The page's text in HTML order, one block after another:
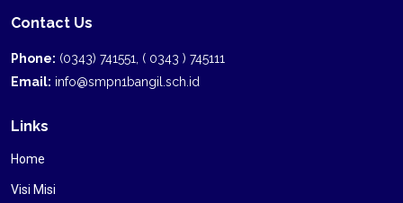
Contact Us
Phone: (0343) 741551, ( 0343 ) 745111
Email: info@smpn1bangil.sch.id
Links
Home
Visi Misi